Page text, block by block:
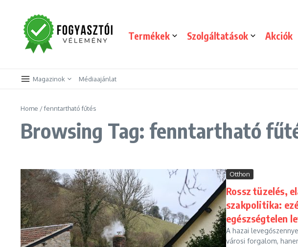
Termékek Szolgáltatások Akciók
Magazinok Médiaajánlat
Home /fenntartható fűtés
Browsing Tag: fenntartható
Otthon
Rossz tüzelés,
szakpolitika:
egészségtelen
A hazai
városi forgalom,